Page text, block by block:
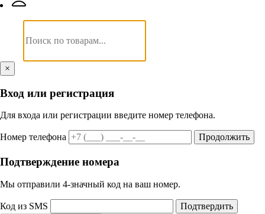
×
Вход или регистрация
Для входа или регистрации введите номер телефона.
Номер телефона Продолжить
Подтверждение номера
Мы отправили 4‑значный код на ваш номер.
Код из SMS Подтвердить